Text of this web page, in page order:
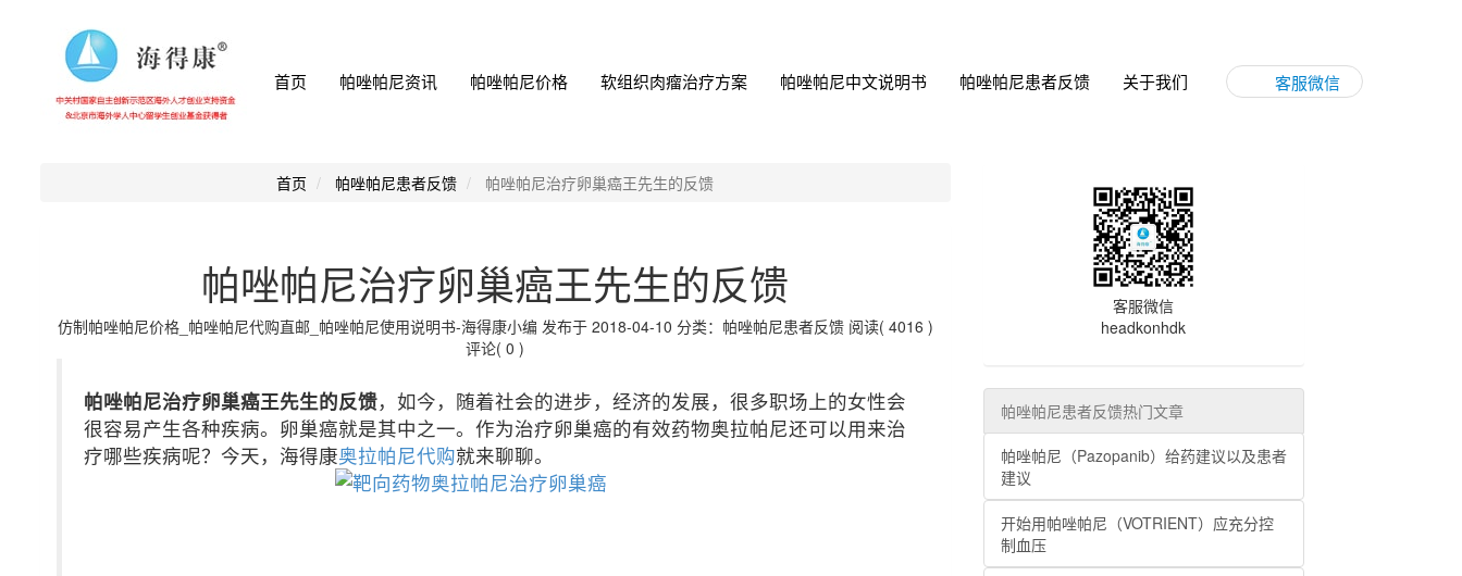
首页 帕唑帕尼资讯 帕唑帕尼价格 软组织肉瘤治疗方案 帕唑帕尼中文说明书 帕唑帕尼患者反馈 关于我们 客服微信
首页 帕唑帕尼患者反馈 帕唑帕尼治疗卵巢癌王先生的反馈
帕唑帕尼治疗卵巢癌王先生的反馈
仿制帕唑帕尼价格_帕唑帕尼代购直邮_帕唑帕尼使用说明书-海得康小编 发布于 2018-04-10 分类：帕唑帕尼患者反馈 阅读( 4016 )
评论( 0 )
帕唑帕尼治疗卵巢癌王先生的反馈，如今，随着社会的进步，经济的发展，很多职场上的女性会
很容易产生各种疾病。卵巢癌就是其中之一。作为治疗卵巢癌的有效药物奥拉帕尼还可以用来治
疗哪些疾病呢？今天，海得康奥拉帕尼代购就来聊聊。
客服微信
headkonhdk
帕唑帕尼患者反馈热门文章
帕唑帕尼（Pazopanib）给药建议以及患者
建议
开始用帕唑帕尼（VOTRIENT）应充分控
制血压